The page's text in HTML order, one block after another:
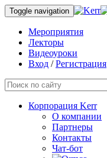
Toggle navigation
Мероприятия
Лекторы
Видеоуроки
Вход /Регистрация
Корпорация Kerr
О компании
Партнеры
Контакты
Чат-бот